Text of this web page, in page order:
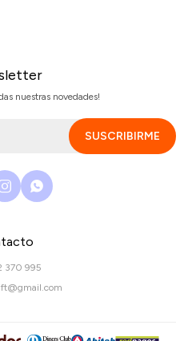
370 995
nuestras novedades!
SUSCRIBIRME
